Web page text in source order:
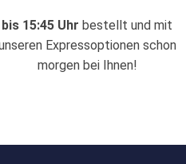
bis 15:45 Uhr bestellt und mit
Expressoptionen schon
morgen bei Ihnen!